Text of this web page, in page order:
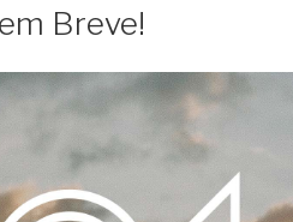
Breve!